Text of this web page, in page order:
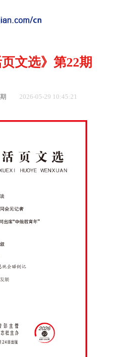
企业党建
文选》第22期
2026-05-29 10:45:21